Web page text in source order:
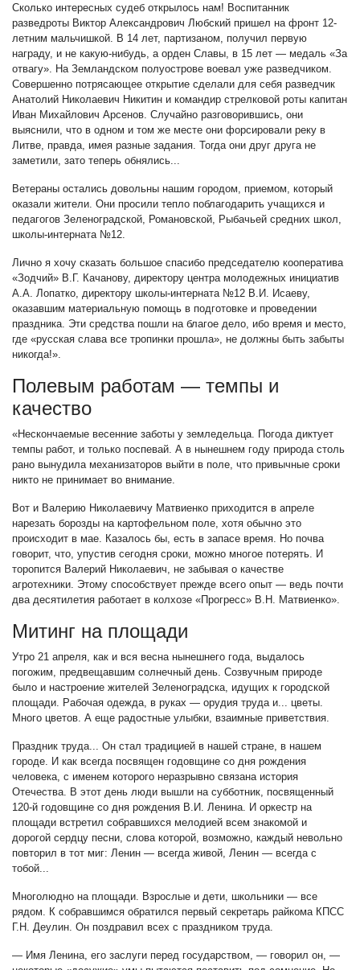
Сколько интересных судеб открылось нам! Воспитанник
разведроты Виктор Александрович Любский пришел на фронт 12-
летним мальчишкой. В 14 лет, партизаном, получил первую
награду, и не какую-нибудь, а орден Славы, в 15 лет — медаль «За
отвагу». На Земландском полуострове воевал уже разведчиком.
Совершенно потрясающее открытие сделали для себя разведчик
Анатолий Николаевич Никитин и командир стрелковой роты капитан
Иван Михайлович Арсенов. Случайно разговорившись, они
выяснили, что в одном и том же месте они форсировали реку в
Литве, правда, имея разные задания. Тогда они друг друга не
заметили, зато теперь обнялись...
Ветераны остались довольны нашим городом, приемом, который
оказали жители. Они просили тепло поблагодарить учащихся и
педагогов Зеленоградской, Романовской, Рыбачьей средних школ,
школы-интерната №12.
Лично я хочу сказать большое спасибо председателю кооператива
«Зодчий» В.Г. Качанову, директору центра молодежных инициатив
А.А. Лопатко, директору школы-интерната №12 В.И. Исаеву,
оказавшим материальную помощь в подготовке и проведении
праздника. Эти средства пошли на благое дело, ибо время и место,
где «русская слава все тропинки прошла», не должны быть забыты
никогда!».
Полевым работам — темпы и
качество
«Нескончаемые весенние заботы у земледельца. Погода диктует
темпы работ, и только поспевай. А в нынешнем году природа столь
рано вынудила механизаторов выйти в поле, что привычные сроки
никто не принимает во внимание.
Вот и Валерию Николаевичу Матвиенко приходится в апреле
нарезать борозды на картофельном поле, хотя обычно это
происходит в мае. Казалось бы, есть в запасе время. Но почва
говорит, что, упустив сегодня сроки, можно многое потерять. И
торопится Валерий Николаевич, не забывая о качестве
агротехники. Этому способствует прежде всего опыт — ведь почти
два десятилетия работает в колхозе «Прогресс» В.Н. Матвиенко».
Митинг на площади
Утро 21 апреля, как и вся весна нынешнего года, выдалось
погожим, предвещавшим солнечный день. Созвучным природе
было и настроение жителей Зеленоградска, идущих к городской
площади. Рабочая одежда, в руках — орудия труда и... цветы.
Много цветов. А еще радостные улыбки, взаимные приветствия.
Праздник труда... Он стал традицией в нашей стране, в нашем
городе. И как всегда посвящен годовщине со дня рождения
человека, с именем которого неразрывно связана история
Отечества. В этот день люди вышли на субботник, посвященный
120-й годовщине со дня рождения В.И. Ленина. И оркестр на
площади встретил собравшихся мелодией всем знакомой и
дорогой сердцу песни, слова которой, возможно, каждый невольно
повторил в тот миг: Ленин — всегда живой, Ленин — всегда с
тобой...
Многолюдно на площади. Взрослые и дети, школьники — все
рядом. К собравшимся обратился первый секретарь райкома КПСС
Г.Н. Деулин. Он поздравил всех с праздником труда.
— Имя Ленина, его заслуги перед государством, — говорил он, —